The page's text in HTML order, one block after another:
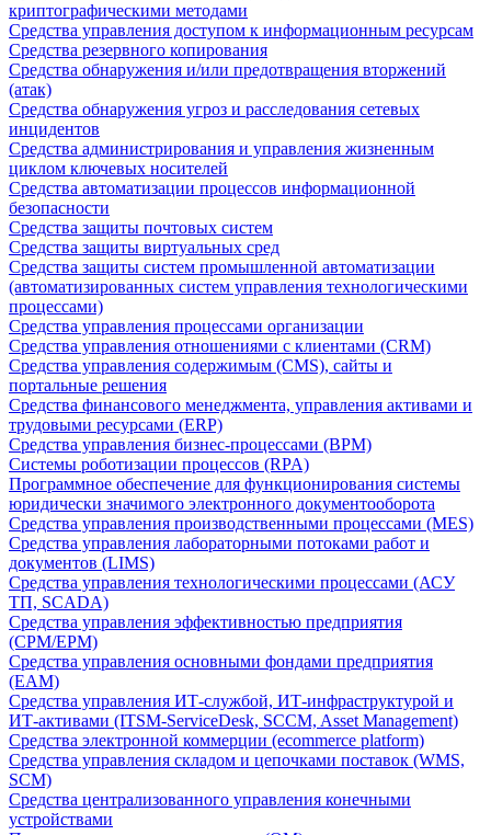
криптографическими методами
Средства управления доступом к информационным ресурсам
Средства резервного копирования
Средства обнаружения и/или предотвращения вторжений
(атак)
Средства обнаружения угроз и расследования сетевых
инцидентов
Средства администрирования и управления жизненным
циклом ключевых носителей
Средства автоматизации процессов информационной
безопасности
Средства защиты почтовых систем
Средства защиты виртуальных сред
Средства защиты систем промышленной автоматизации
(автоматизированных систем управления технологическими
процессами)
Средства управления процессами организации
Средства управления отношениями с клиентами (CRM)
Средства управления содержимым (CMS), сайты и
портальные решения
Средства финансового менеджмента, управления активами и
трудовыми ресурсами (ERP)
Средства управления бизнес-процессами (BPM)
Системы роботизации процессов (RPA)
Программное обеспечение для функционирования системы
юридически значимого электронного документооборота
Средства управления производственными процессами (MES)
Средства управления лабораторными потоками работ и
документов (LIMS)
Средства управления технологическими процессами (АСУ
ТП, SCADA)
Средства управления эффективностью предприятия
(CPM/EPM)
Средства управления основными фондами предприятия
(EAM)
Средства управления ИТ-службой, ИТ-инфраструктурой и
ИТ-активами (ITSM-ServiceDesk, SCCM, Asset Management)
Средства электронной коммерции (ecommerce platform)
Средства управления складом и цепочками поставок (WMS,
SCM)
Средства централизованного управления конечными
устройствами